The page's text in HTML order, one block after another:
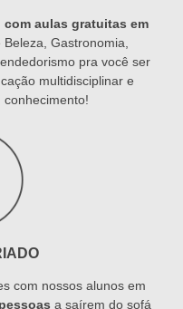
com aulas gratuitas em
Beleza, Gastronomia,
pra você ser
multidisciplinar e
com nossos alunos em
a saírem do sofá